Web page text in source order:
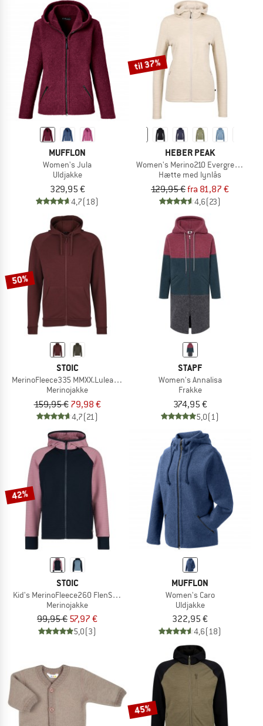
MUFFLON
Women's Jula
Uldjakke
329,95 €
4,7(18)
til 37%
HEBER PEAK
Women's Merino210 EvergreenHe.
Hætte med lynlås
129,95 €fra 81,87 €
4,6(23)
50%
STOIC
MerinoFleece335 MMXX.Lulea II Zip Hoody
Merinojakke
159,95 € 79,98 €
4,7(21)
STAPF
Women's Annalisa
Frakke
374,95 €
5,0(1)
42%
STOIC
Kid's MerinoFleece260 FlenSt. Jacket with Hood
Merinojakke
99,95 € 57,97 €
5,0(3)
MUFFLON
Women's Caro
Uldjakke
322,95 €
4,6(18)
45%